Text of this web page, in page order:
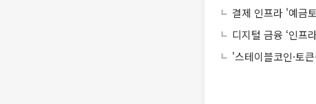
결제 인프라 '예금
디지털 금융 ‘인프
'스테이블코인·토